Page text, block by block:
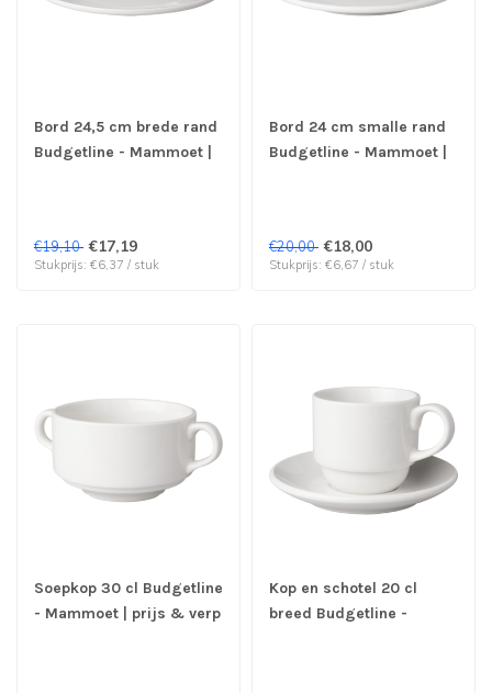
Bord 24,5 cm brede rand
Budgetline - Mammoet |
€19,10 €17,19
Stukprijs: €6,37 / stuk
Bord 24 cm smalle rand
Budgetline - Mammoet |
€20,00 €18,00
Stukprijs: €6,67 / stuk
Soepkop 30 cl Budgetline
- Mammoet | prijs & verp
Kop en schotel 20 cl
breed Budgetline -